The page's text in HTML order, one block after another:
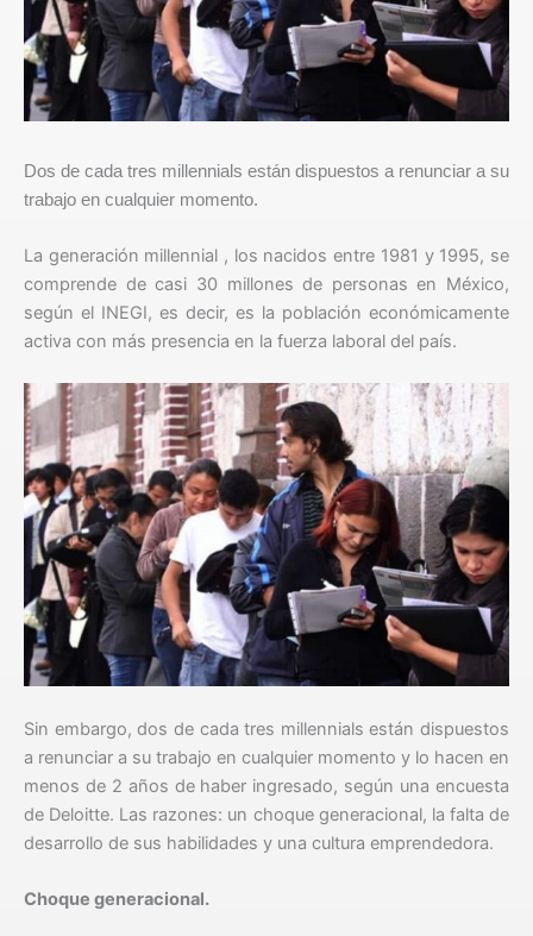
Dos de cada tres millennials están dispuestos a renunciar a su
trabajo en cualquier momento.
La generación millennial , los nacidos entre 1981 y 1995, se
comprende de casi 30 millones de personas en México,
según el INEGI, es decir, es la población económicamente
activa con más presencia en la fuerza laboral del país.
Sin embargo, dos de cada tres millennials están dispuestos
a renunciar a su trabajo en cualquier momento y lo hacen en
menos de 2 años de haber ingresado, según una encuesta
de Deloitte. Las razones: un choque generacional, la falta de
desarrollo de sus habilidades y una cultura emprendedora.
Choque generacional.